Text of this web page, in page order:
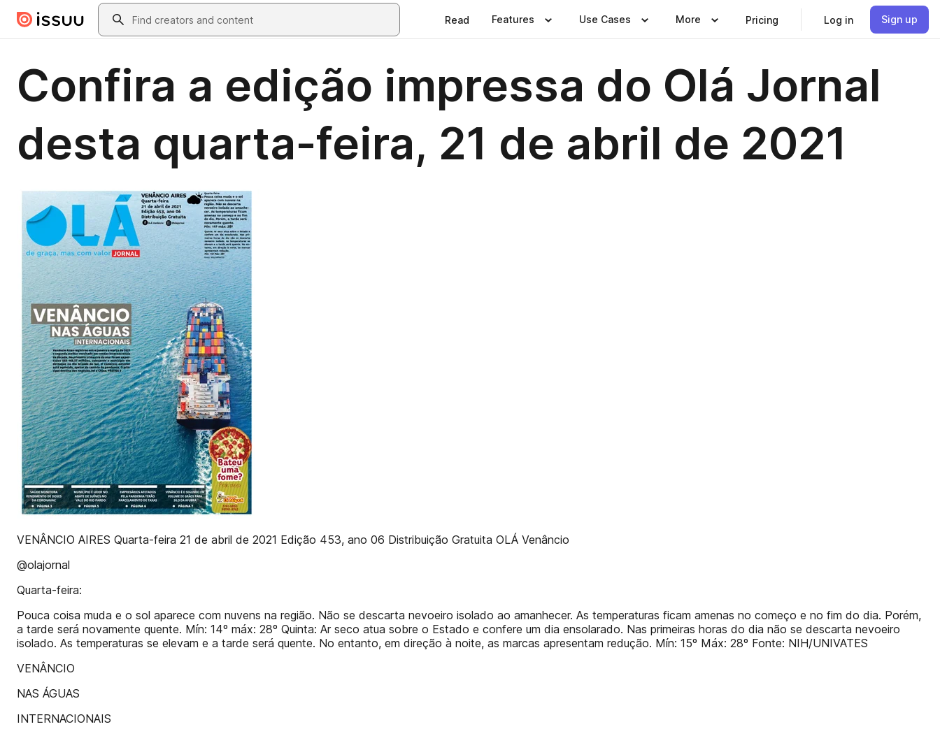
Skip to main contentSearch
Read Features Use Cases More Pricing Log in Sign up
Confira a edição impressa do Olá Jornal
desta quarta-feira, 21 de abril de 2021
VENÂNCIO AIRES Quarta-feira 21 de abril de 2021 Edição 453, ano 06 Distribuição Gratuita OLÁ Venâncio
@olajornal
Quarta-feira:
Pouca coisa muda e o sol aparece com nuvens na região. Não se descarta nevoeiro isolado ao amanhecer. As temperaturas ficam amenas no começo e no fim do dia. Porém,
a tarde será novamente quente. Mín: 14º máx: 28º Quinta: Ar seco atua sobre o Estado e confere um dia ensolarado. Nas primeiras horas do dia não se descarta nevoeiro
isolado. As temperaturas se elevam e a tarde será quente. No entanto, em direção à noite, as marcas apresentam redução. Mín: 15º Máx: 28º Fonte: NIH/UNIVATES
VENÂNCIO
NAS ÁGUAS
INTERNACIONAIS